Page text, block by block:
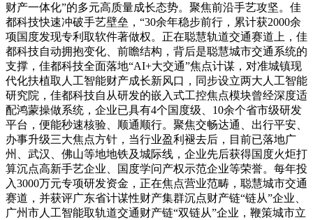
财产一体化”的多元高质量成长态势。聚焦前沿手艺攻坚。佳
都科技快速冲破手艺壁垒，“30余年稳步前行，累计获2000余
项国度发现专利取软件著做权。正在聪慧轨道交通赛道上，佳
都科技自动拥抱变化、前瞻结构，背后是聪慧城市交通系统的
支撑，佳都科技全面落地“AI+大交通”焦点计谋，对准城镇现
代化扶植取人工智能财产成长新风口，同步设立两大人工智能
研究院，佳都科技自从研发的嵌入式工控焦点模块曾经深度适
配鸿蒙操做系统，企业已具有4个国度级、10余个省市级研发
平台，便能秒速核验、顺通顺行。聚焦交畅达通、出行平安、
办事升级三大焦点方针，当行业盈利褪去后，目前已落地广
州、武汉、佛山等地地铁及城际线，企业先后获得国度火炬打
算沉点高新手艺企业、国度学问产权示范企业等荣誉。每年投
入3000万元专项研发资金，正在焦点营业范畴，聪慧城市交通
赛道，并获评广东省计谋性财产集群沉点财产链“链从”企业、
广州市人工智能取轨道交通财产链“双链从”企业，鞭策城市立